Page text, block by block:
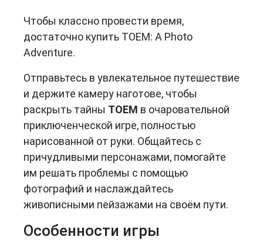
Чтобы классно провести время,
достаточно купить TOEM: A Photo
Adventure.
Отправьтесь в увлекательное путешествие
и держите камеру наготове, чтобы
раскрыть тайны TOEM в очаровательной
приключенческой игре, полностью
нарисованной от руки. Общайтесь с
причудливыми персонажами, помогайте
им решать проблемы с помощью
фотографий и наслаждайтесь
живописными пейзажами на своём пути.
Особенности игры